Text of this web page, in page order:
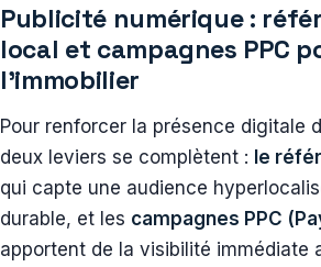
Publicité numérique :
local et campagnes PPC
l’immobilier
Pour renforcer la présence digitale
deux leviers se complètent : le
qui capte une audience
durable, et les campagnes PPC
apportent de la visibilité immédiate